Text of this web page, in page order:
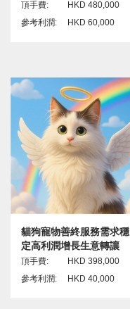
頂手費:
HKD 480,000
參考利潤:
HKD 60,000
貓狗寵物善終服務需求穩
定高利潤增長生意轉讓
頂手費:
HKD 398,000
參考利潤:
HKD 40,000